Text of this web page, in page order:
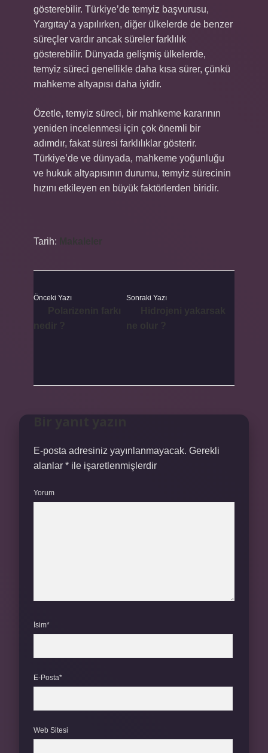
gösterebilir. Türkiye’de temyiz başvurusu,
Yargıtay’a yapılırken, diğer ülkelerde de benzer
süreçler vardır ancak süreler farklılık
gösterebilir. Dünyada gelişmiş ülkelerde,
temyiz süreci genellikle daha kısa sürer, çünkü
mahkeme altyapısı daha iyidir.
Özetle, temyiz süreci, bir mahkeme kararının
yeniden incelenmesi için çok önemli bir
adımdır, fakat süresi farklılıklar gösterir.
Türkiye’de ve dünyada, mahkeme yoğunluğu
ve hukuk altyapısının durumu, temyiz sürecinin
hızını etkileyen en büyük faktörlerden biridir.
Tarih:
Önceki Yazı Sonraki Yazı
E-posta adresiniz yayınlanmayacak. Gerekli
alanlar * ile işaretlenmişlerdir
Yorum
İsim*
E-Posta*
Web Sitesi